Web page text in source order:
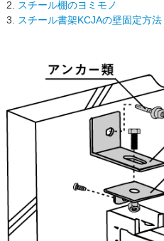
スチール棚のヨミモノ
スチール書架KCJAの壁固定方法